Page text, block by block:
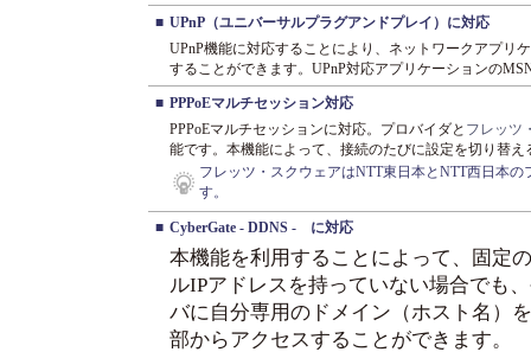
■ UPnP（ユニバーサルプラグアンドプレイ）に対応
UPnP機能に対応することにより、ネットワークアプリ
することができます。UPnP対応アプリケーションの
■ PPPoEマルチセッション対応
PPPoEマルチセッションに対応。プロバイダと フレッツ
能です。本機能によって、接続のたびに設定を切り替
フレッツ・スクウェアはNTT東日本とNTT西日本
す。
■ CyberGate - DDNS - に対応
本機能を利用することによって、固定
ルIPアドレスを持っていない場合でも
バに自分専用のドメイン（ホスト名）
部からアクセスすることができます。